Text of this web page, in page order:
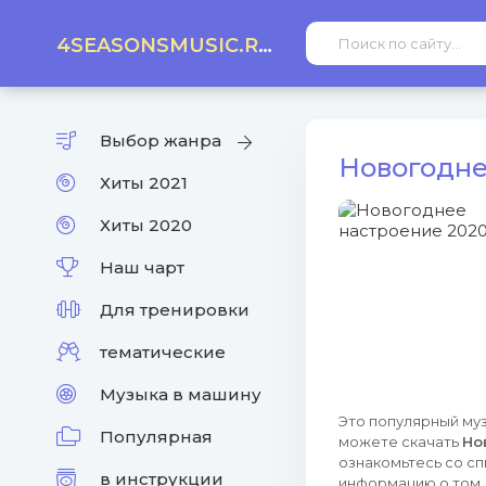
4SEASONSMUSIC.RU
Выбор жанра
Хиты 2021
Хиты 2020
Наш чарт
Для тренировки
тематические
Музыка в машину
Популярная
в инструкции
Это популярный
можете скачать
ознакомьтесь со